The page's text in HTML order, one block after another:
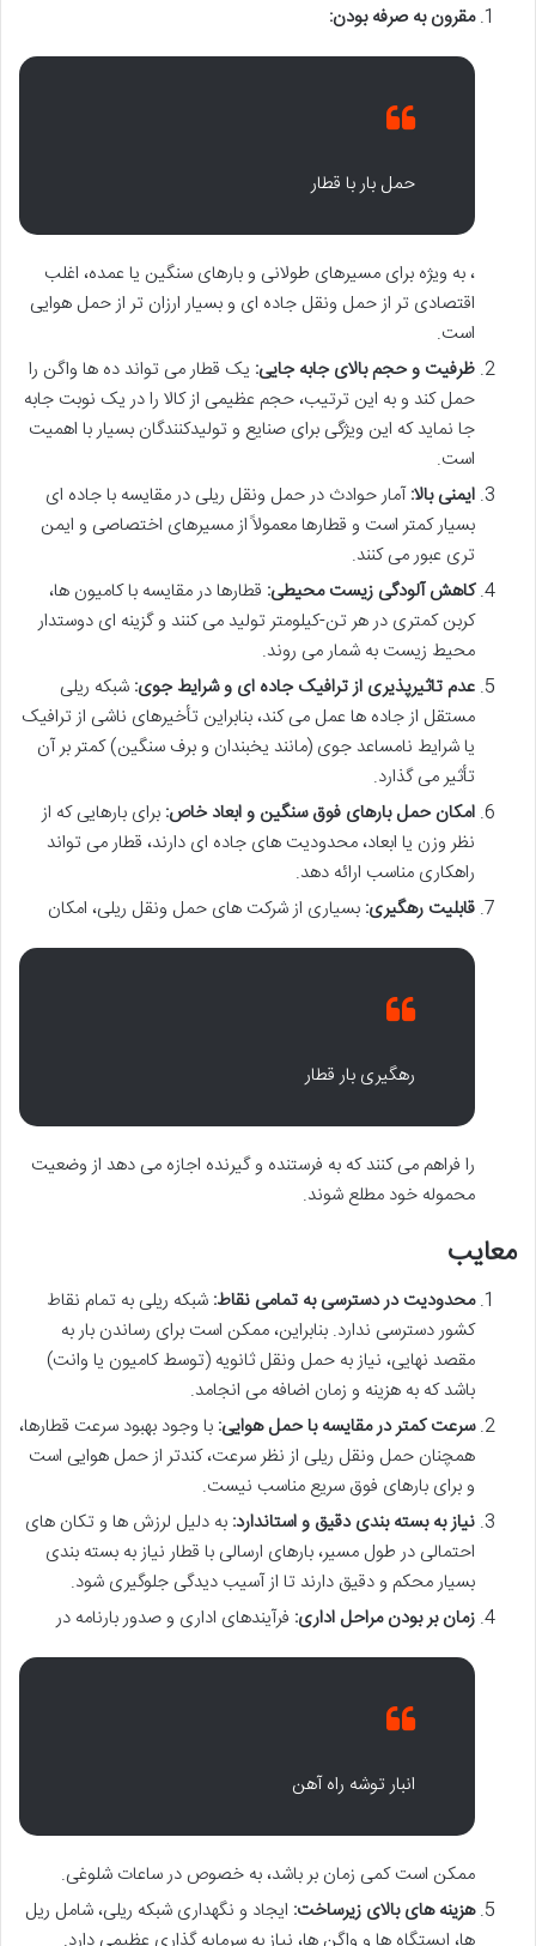
مقرون به صرفه بودن:
حمل بار با قطار
، به ویژه برای مسیرهای طولانی و بارهای سنگین یا عمده، اغلب
اقتصادی تر از حمل ونقل جاده ای و بسیار ارزان تر از حمل هوایی
است.
ظرفیت و حجم بالای جابه جایی: یک قطار می تواند ده ها واگن را
حمل کند و به این ترتیب، حجم عظیمی از کالا را در یک نوبت جابه
جا نماید که این ویژگی برای صنایع و تولیدکنندگان بسیار با اهمیت
است.
ایمنی بالا:آمار حوادث در حمل ونقل ریلی در مقایسه با جاده ای
بسیار کمتر است و قطارها معمولاً از مسیرهای اختصاصی و ایمن
تری عبور می کنند.
کاهش آلودگی زیست محیطی: قطارها در مقایسه با کامیون ها،
کربن کمتری در هر تن-کیلومتر تولید می کنند و گزینه ای دوستدار
محیط زیست به شمار می روند.
عدم تاثیرپذیری از ترافیک جاده ای و شرایط جوی: شبکه ریلی
مستقل از جاده ها عمل می کند، بنابراین تأخیرهای ناشی از ترافیک
یا شرایط نامساعد جوی (مانند یخبندان و برف سنگین) کمتر بر آن
تأثیر می گذارد.
امکان حمل بارهای فوق سنگین و ابعاد خاص: برای بارهایی که از
نظر وزن یا ابعاد، محدودیت های جاده ای دارند، قطار می تواند
راهکاری مناسب ارائه دهد.
قابلیت رهگیری: بسیاری از شرکت های حمل ونقل ریلی، امکان
رهگیری بار قطار
را فراهم می کنند که به فرستنده و گیرنده اجازه می دهد از وضعیت
محموله خود مطلع شوند.
معایب
محدودیت در دسترسی به تمامی نقاط: شبکه ریلی به تمام نقاط
کشور دسترسی ندارد. بنابراین، ممکن است برای رساندن بار به
مقصد نهایی، نیاز به حمل ونقل ثانویه (توسط کامیون یا وانت)
باشد که به هزینه و زمان اضافه می انجامد.
سرعت کمتر در مقایسه با حمل هوایی: با وجود بهبود سرعت قطارها،
همچنان حمل ونقل ریلی از نظر سرعت، کندتر از حمل هوایی است
و برای بارهای فوق سریع مناسب نیست.
نیاز به بسته بندی دقیق و استاندارد: به دلیل لرزش ها و تکان های
احتمالی در طول مسیر، بارهای ارسالی با قطار نیاز به بسته بندی
بسیار محکم و دقیق دارند تا از آسیب دیدگی جلوگیری شود.
زمان بر بودن مراحل اداری: فرآیندهای اداری و صدور بارنامه در
انبار توشه راه آهن
ممکن است کمی زمان بر باشد، به خصوص در ساعات شلوغی.
هزینه های بالای زیرساخت: ایجاد و نگهداری شبکه ریلی، شامل ریل